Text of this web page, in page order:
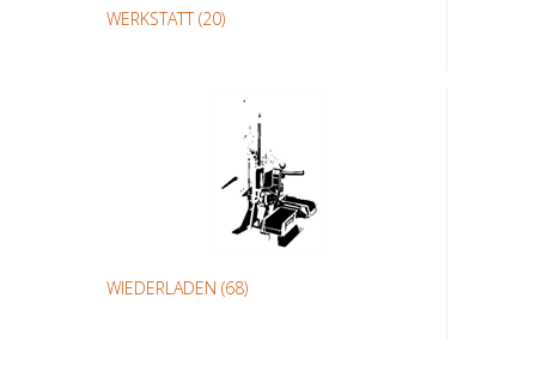
WERKSTATT(20)
WIEDERLADEN (68)